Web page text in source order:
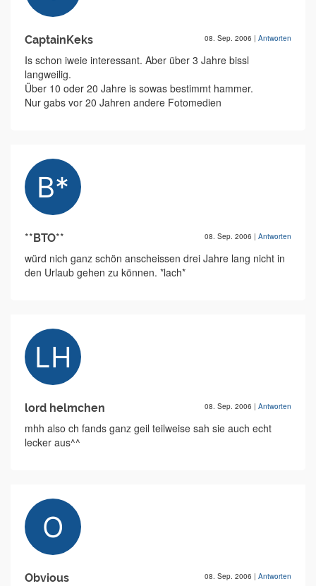
CaptainKeks 08. Sep. 2006 | Antworten
Is schon iweie interessant. Aber über 3 Jahre bissl
langweilig.
Über 10 oder 20 Jahre is sowas bestimmt hammer.
Nur gabs vor 20 Jahren andere Fotomedien
**BTO** 08. Sep. 2006 | Antworten
würd nich ganz schön anscheissen drei Jahre lang nicht in
den Urlaub gehen zu können. *lach*
lord helmchen 08. Sep. 2006 | Antworten
mhh also ch fands ganz geil teilweise sah sie auch echt
lecker aus^^
Obvious 08. Sep. 2006 | Antworten